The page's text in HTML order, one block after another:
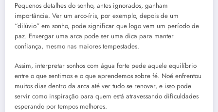
Pequenos detalhes do sonho, antes ignorados, ganham
importância. Ver um arco-íris, por exemplo, depois de um
“dilúvio” em sonho, pode significar que logo vem um período de
paz. Enxergar uma arca pode ser uma dica para manter
confiança, mesmo nas maiores tempestades.
Assim, interpretar sonhos com água forte pede aquele equilíbrio
entre o que sentimos e o que aprendemos sobre fé. Noé enfrentou
muitos dias dentro da arca até ver tudo se renovar, e isso pode
servir como inspiração para quem está atravessando dificuldades
esperando por tempos melhores.